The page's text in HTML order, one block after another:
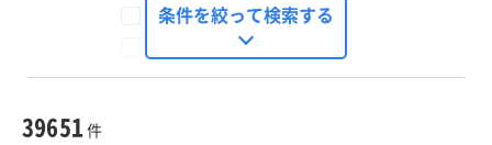
FinTech Journal
Seizo Trend
条件を絞って検索する
39651件